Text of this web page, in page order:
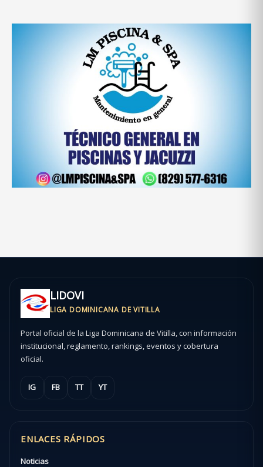
LIDOVI
LIGA DOMINICANA DE VITILLA
Portal oficial de la Liga Dominicana de Vitilla, con información
institucional, reglamento, rankings, eventos y cobertura
oficial.
IG FB TT YT
ENLACES RÁPIDOS
Noticias